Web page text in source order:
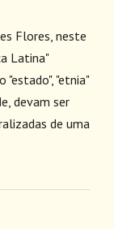
Flores, neste
Latina"
"etnia"
devam ser
de uma